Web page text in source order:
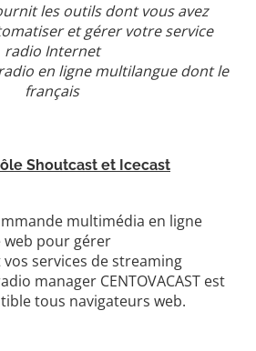
les outils dont vous avez
et gérer votre service
radio Internet
en ligne multilangue dont le
français
Shoutcast et Icecast
multimédia en ligne
web pour gérer
services de streaming
manager CENTOVACAST est
tous navigateurs web.